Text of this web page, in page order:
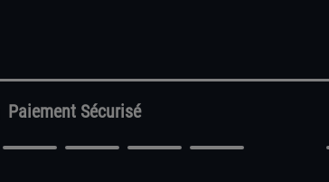
Paiement Sécurisé